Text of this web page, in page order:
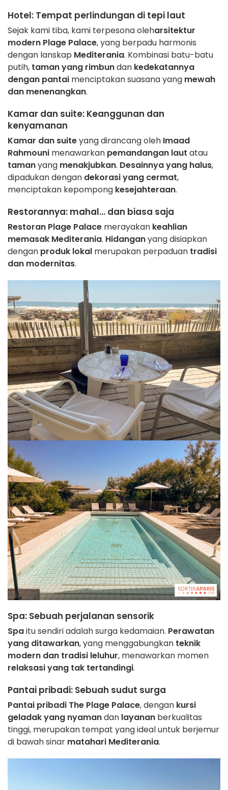
Hotel: Tempat perlindungan di tepi laut
Sejak kami tiba, kami terpesona oleharsitektur
modern Plage Palace, yang berpadu harmonis
dengan lanskap Mediterania. Kombinasi batu-batu
putih, taman yang rimbundan kedekatannya
dengan pantai menciptakan suasana yang mewah
dan menenangkan.
Kamar dan suite: Keanggunan dan
kenyamanan
Kamar dan suiteyang dirancang oleh Imaad
Rahmouni menawarkan pemandangan laut atau
tamanyang menakjubkan. Desainnya yang halus,
dipadukan dengan dekorasi yang cermat,
menciptakan kepompong kesejahteraan.
Restorannya: mahal... dan biasa saja
Restoran Plage Palace merayakan keahlian
memasak Mediterania. Hidanganyang disiapkan
dengan produk lokal merupakan perpaduan tradisi
dan modernitas.
Spa: Sebuah perjalanan sensorik
Spaitu sendiri adalah surga kedamaian. Perawatan
yang ditawarkan, yang menggabungkan teknik
modern dan tradisi leluhur, menawarkan momen
relaksasi yang tak tertandingi.
Pantai pribadi: Sebuah sudut surga
Pantai pribadi The Plage Palace, dengan kursi
geladak yang nyamandan layanan berkualitas
tinggi, merupakan tempat yang ideal untuk berjemur
di bawah sinar matahari Mediterania.